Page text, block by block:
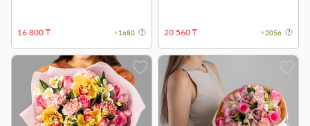
16 800 ₸ +1680 20 560 ₸ +2056